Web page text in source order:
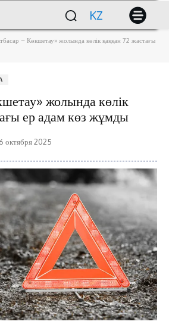
KZ
– Көкшетау» жолында көлік қаққан 72 жастағы
жолында көлік
ер адам көз жұмды
6 октября 2025